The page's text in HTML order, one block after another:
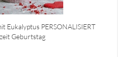
Eukalyptus PERSONALISIERT
Geburtstag